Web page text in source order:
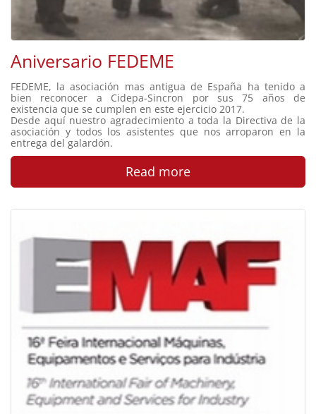
Aniversario FEDEME
FEDEME, la asociación mas antigua de España ha tenido a
bien reconocer a Cidepa-Sincron por sus 75 años de
existencia que se cumplen en este ejercicio 2017.
Desde aquí nuestro agradecimiento a toda la Directiva de la
asociación y todos los asistentes que nos arroparon en la
entrega del galardón.
Read more